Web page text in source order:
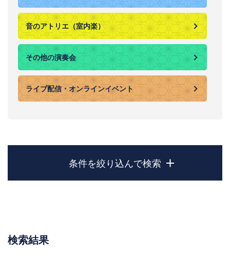
音のアトリエ（室内楽）
その他の演奏会
ライブ配信・オンラインイベント
条件を絞り込んで検索
検索結果